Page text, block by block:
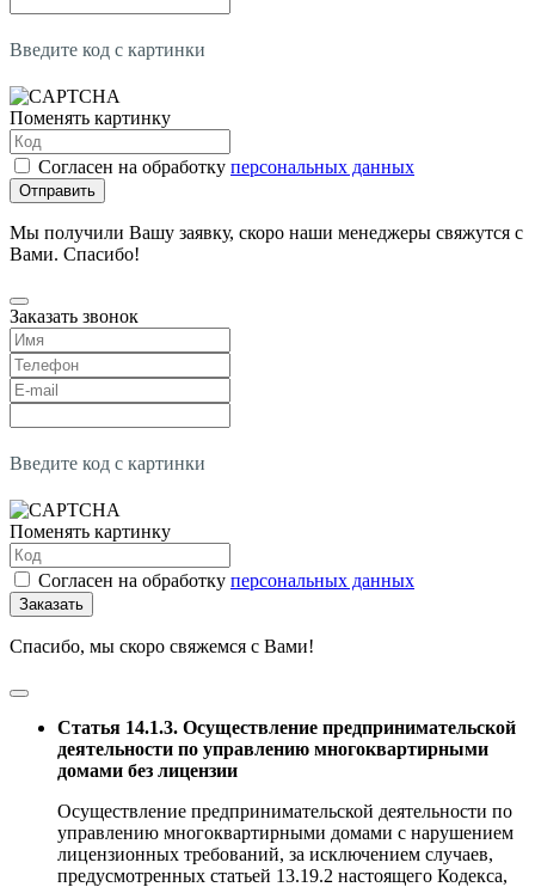
Введите код с картинки
Поменять картинку
Согласен на обработку персональных данных
Отправить
Мы получили Вашу заявку, скоро наши менеджеры свяжутся с
Вами. Спасибо!
Заказать звонок
Введите код с картинки
Поменять картинку
Согласен на обработку персональных данных
Заказать
Спасибо, мы скоро свяжемся с Вами!
Статья 14.1.3. Осуществление предпринимательской
деятельности по управлению многоквартирными
домами без лицензии
Осуществление предпринимательской деятельности по
управлению многоквартирными домами с нарушением
лицензионных требований, за исключением случаев,
предусмотренных статьей 13.19.2 настоящего Кодекса,